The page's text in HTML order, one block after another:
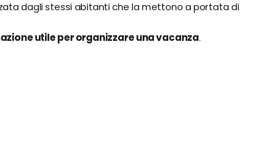
dagli stessi abitanti che la mettono a portata di
utile per organizzare una vacanza.